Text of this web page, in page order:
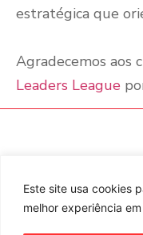
Este site usa cookies
melhor experiência
estratégica que
Agradecemos aos
Leaders League
Praça Santos Dumont,
andar